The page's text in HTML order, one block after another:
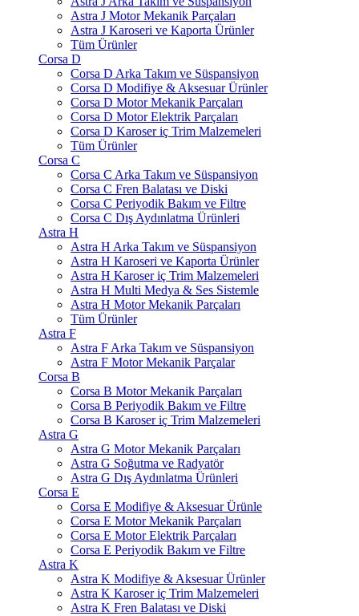
Astra J Motor Mekanik Parçaları
Astra J Karoseri ve Kaporta Ürünler
Tüm Ürünler
Corsa D
Corsa D Arka Takım ve Süspansiyon
Corsa D Modifiye & Aksesuar Ürünler
Corsa D Motor Mekanik Parçaları
Corsa D Motor Elektrik Parçaları
Corsa D Karoser iç Trim Malzemeleri
Tüm Ürünler
Corsa C
Corsa C Arka Takım ve Süspansiyon
Corsa C Fren Balatası ve Diski
Corsa C Periyodik Bakım ve Filtre
Corsa C Dış Aydınlatma Ürünleri
Astra H
Astra H Arka Takım ve Süspansiyon
Astra H Karoseri ve Kaporta Ürünler
Astra H Karoser iç Trim Malzemeleri
Astra H Multi Medya & Ses Sistemle
Astra H Motor Mekanik Parçaları
Tüm Ürünler
Astra F
Astra F Arka Takım ve Süspansiyon
Astra F Motor Mekanik Parçalar
Corsa B
Corsa B Motor Mekanik Parçaları
Corsa B Periyodik Bakım ve Filtre
Corsa B Karoser iç Trim Malzemeleri
Astra G
Astra G Motor Mekanik Parçaları
Astra G Soğutma ve Radyatör
Astra G Dış Aydınlatma Ürünleri
Corsa E
Corsa E Modifiye & Aksesuar Ürünle
Corsa E Motor Mekanik Parçaları
Corsa E Motor Elektrik Parçaları
Corsa E Periyodik Bakım ve Filtre
Astra K
Astra K Modifiye & Aksesuar Ürünler
Astra K Karoser iç Trim Malzemeleri
Astra K Fren Balatası ve Diski